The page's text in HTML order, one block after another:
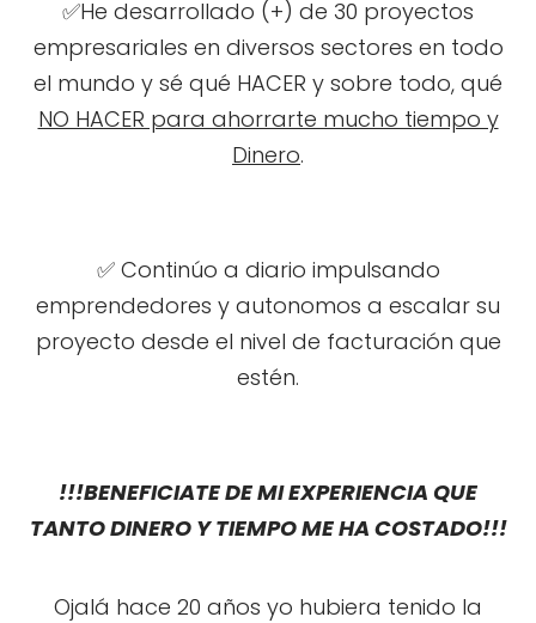
✅He desarrollado (+) de 30 proyectos
empresariales en diversos sectores en todo
el mundo y sé qué HACER y sobre todo, qué
NO HACER para ahorrarte mucho tiempo y
Dinero.
✅ Continúo a diario impulsando
emprendedores y autonomos a escalar su
proyecto desde el nivel de facturación que
estén.
!!!BENEFICIATE DE MI EXPERIENCIA QUE
TANTO DINERO Y TIEMPO ME HA COSTADO!!!
Ojalá hace 20 años yo hubiera tenido la